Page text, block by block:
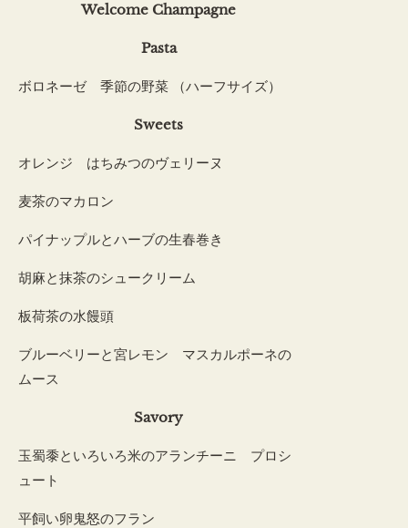
Welcome Champagne
Pasta
ボロネーゼ 季節の野菜 （ハーフサイズ）
Sweets
オレンジ はちみつのヴェリーヌ
麦茶のマカロン
パイナップルとハーブの生春巻き
胡麻と抹茶のシュークリーム
板荷茶の水饅頭
ブルーベリーと宮レモン マスカルポーネの
ムース
Savory
玉蜀黍といろいろ米のアランチーニ プロシ
ュート
平飼い卵鬼怒のフラン